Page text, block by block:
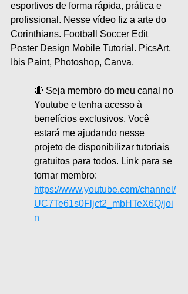
esportivos de forma rápida, prática e
profissional. Nesse vídeo fiz a arte do
Corinthians. Football Soccer Edit
Poster Design Mobile Tutorial. PicsArt,
Ibis Paint, Photoshop, Canva.
🔴 Seja membro do meu canal no
Youtube e tenha acesso à
benefícios exclusivos. Você
estará me ajudando nesse
projeto de disponibilizar tutoriais
gratuitos para todos. Link para se
tornar membro:
https://www.youtube.com/channel/
UC7Te61s0Fljct2_mbHTeX6Q/joi
n